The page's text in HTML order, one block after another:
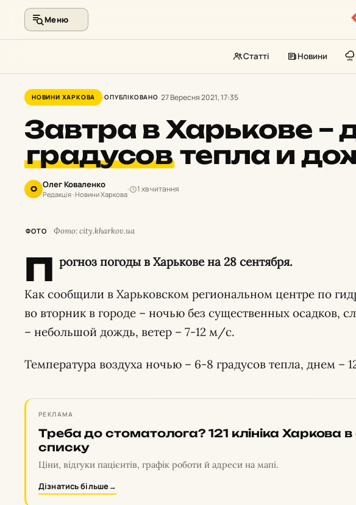
контенту
Меню
Статті Новини
НОВИНИ ХАРКОВА ОПУБЛІКОВАНО 27 Вересня 2021, 17:35
Завтра в Харькове –
градусовтепла и
О Олег Коваленко
Редакція · Новини Харкова
1 хв читання
ФОТО Фото: city.kharkov.ua
П рогноз погоды в Харькове на 28 сентября.
Как сообщили в Харьковском региональном центре по
во вторник в городе – ночью без существенных осадков,
– небольшой дождь, ветер – 7-12 м/с.
Температура воздуха ночью – 6-8 градусов тепла, днем –
РЕКЛАМА
Треба до стоматолога? 121 клініка Харкова
списку
Ціни, відгуки пацієнтів, графік роботи й адреси на мапі.
Дізнатись більше→